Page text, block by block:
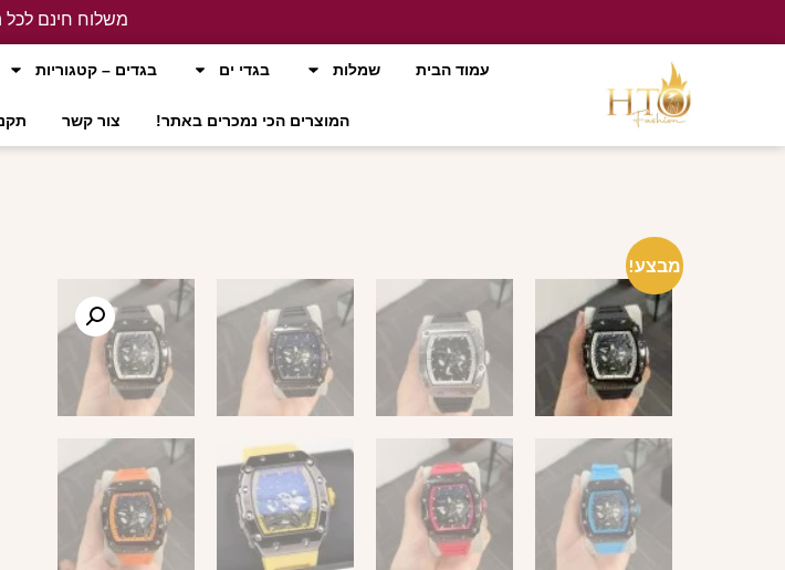
משלוח חינם לכל
עמוד הבית
שמלות בגדי ים בגדים – קטגוריות
המוצרים הכי נמכרים באתר! צור קשר
מבצע!